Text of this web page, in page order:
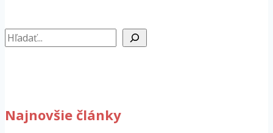
Hľadať
Najnovšie články